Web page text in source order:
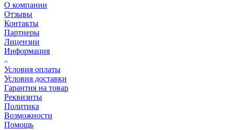
О компании
Отзывы
Контакты
Партнеры
Лицензии
Информация
Условия оплаты
Условия доставки
Гарантия на товар
Реквизиты
Политика
Возможности
Помощь